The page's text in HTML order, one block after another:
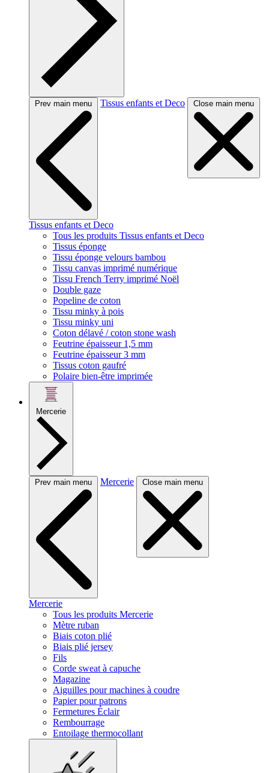
Prev main menu Tissus enfants et Deco Close main menu
Tissus enfants et Deco
Tous les produits Tissus enfants et Deco
Tissus éponge
Tissu éponge velours bambou
Tissu canvas imprimé numérique
Tissu French Terry imprimé Noël
Double gaze
Popeline de coton
Tissu minky à pois
Tissu minky uni
Coton délavé / coton stone wash
Feutrine épaisseur 1,5 mm
Feutrine épaisseur 3 mm
Tissus coton gaufré
Polaire bien-être imprimée
Mercerie
Prev main menu Mercerie Close main menu
Mercerie
Tous les produits Mercerie
Mètre ruban
Biais coton plié
Biais plié jersey
Fils
Corde sweat à capuche
Magazine
Aiguilles pour machines à coudre
Papier pour patrons
Fermetures Éclair
Rembourrage
Entoilage thermocollant